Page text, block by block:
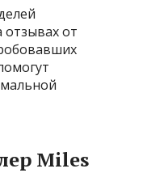
отзывах от
Miles